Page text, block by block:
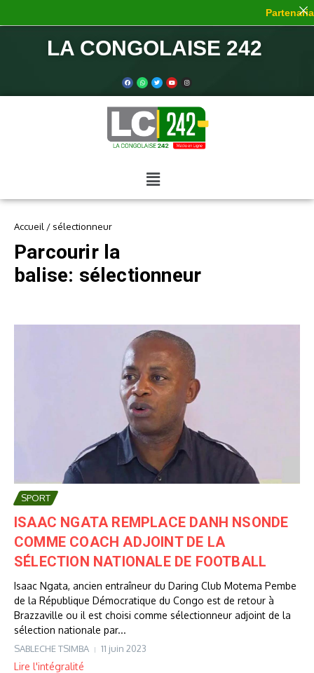
LA CONGOLAISE 242
Accueil / sélectionneur
Parcourir la
balise: sélectionneur
SPORT
ISAAC NGATA REMPLACE DANH NSONDE
COMME COACH ADJOINT DE LA
SÉLECTION NATIONALE DE FOOTBALL
Isaac Ngata, ancien entraîneur du Daring Club Motema Pembe
de la République Démocratique du Congo est de retour à
Brazzaville ou il est choisi comme sélectionneur adjoint de la
sélection nationale par...
SABLECHE TSIMBA 11 juin 2023
Lire l'intégralité